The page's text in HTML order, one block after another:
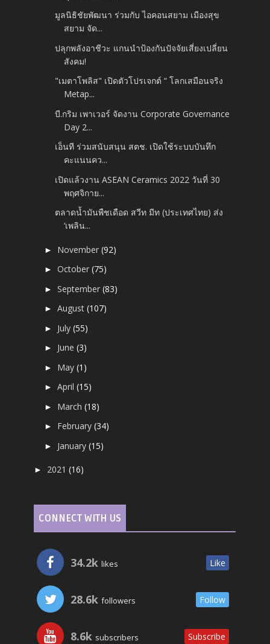
มูลนิธิชัยพัฒนา ร่วมกับ ไอคอนสยาม เมืองสุข
สยาม จัด...
ปลุกพลังอาชีวะ แกนนำป้องกันปัจจัยเสี่ยงเปลี่ยน
สังคม!
"เมตาโพลิส" เปิดตัวโปรเจกต์ “ โลกเสมือนจริง
Metap...
บี.กริม เพาเวอร์ จัดงาน Corporate Governance
Day 2...
เอ็นที ร่วมสนับสนุน สตช. เปิดใช้ระบบบันทึก
คะแนนคว...
เปิดแล้วงาน ASEAN Ceramics 2022 วันที่ 30
พฤศจิกาย...
ตลาดน้ำมันพืชเดือด สวีท มีท (ประเทศไทย) ส่ง
‘เพลิน...
► November(92)
►October(75)
►September(83)
►August(107)
► July(55)
► June(3)
► May(1)
►April(15)
► March(18)
► February(34)
► January(15)
► 2021(16)
CONNECT WITH US
34.2k likes Like
28.6k followers Follow
8.6k subscribers Subscribe